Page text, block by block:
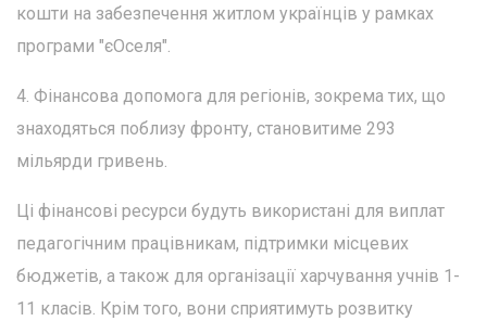
кошти на забезпечення житлом українців у рамках
програми "єОселя".
4. Фінансова допомога для регіонів, зокрема тих, що
знаходяться поблизу фронту, становитиме 293
мільярди гривень.
Ці фінансові ресурси будуть використані для виплат
педагогічним працівникам, підтримки місцевих
бюджетів, а також для організації харчування учнів 1-
11 класів. Крім того, вони сприятимуть розвитку